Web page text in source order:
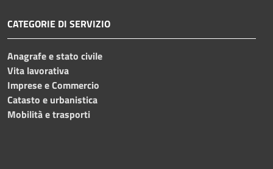
CATEGORIE DI SERVIZIO
Anagrafe e stato civile
Vita lavorativa
Imprese e Commercio
Catasto e urbanistica
Mobilità e trasporti